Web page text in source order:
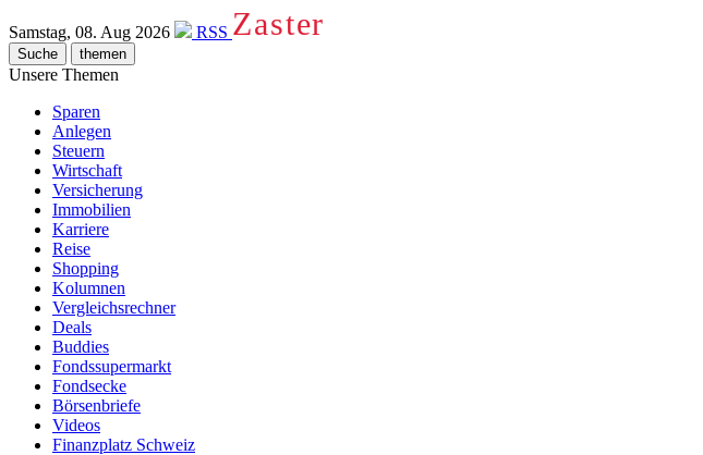
Samstag, 08. Aug 2026 RSS Zaster
Suche themen
Unsere Themen
Sparen
Anlegen
Steuern
Wirtschaft
Versicherung
Immobilien
Karriere
Reise
Shopping
Kolumnen
Vergleichsrechner
Deals
Buddies
Fondssupermarkt
Fondsecke
Börsenbriefe
Videos
Finanzplatz Schweiz